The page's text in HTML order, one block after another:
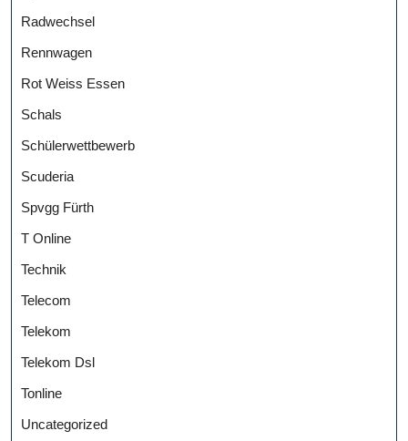
Radwechsel
Rennwagen
Rot Weiss Essen
Schals
Schülerwettbewerb
Scuderia
Spvgg Fürth
T Online
Technik
Telecom
Telekom
Telekom Dsl
Tonline
Uncategorized